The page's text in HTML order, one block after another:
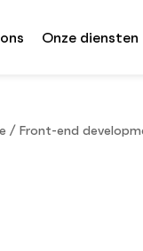
Onze diensten
/ Front-end